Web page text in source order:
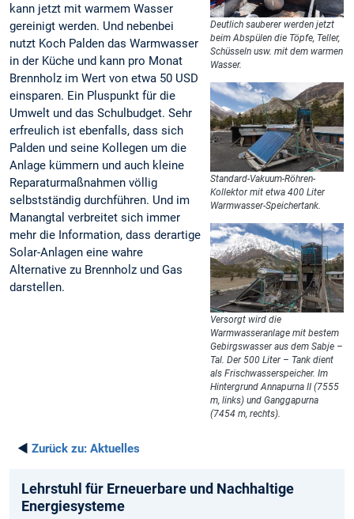
Deutlich sauberer werden jetzt
beim Abspülen die Töpfe, Teller,
Schüsseln usw. mit dem warmen
Wasser.
Standard-Vakuum-Röhren-
Kollektor mit etwa 400 Liter
Warmwasser-Speichertank.
Versorgt wird die
Warmwasseranlage mit bestem
Gebirgswasser aus dem Sabje –
Tal. Der 500 Liter – Tank dient
als Frischwasserspeicher. Im
Hintergrund Annapurna II (7555
m, links) und Ganggapurna
(7454 m, rechts).
kann jetzt mit warmem Wasser
gereinigt werden. Und nebenbei
nutzt Koch Palden das Warmwasser
in der Küche und kann pro Monat
Brennholz im Wert von etwa 50 USD
einsparen. Ein Pluspunkt für die
Umwelt und das Schulbudget. Sehr
erfreulich ist ebenfalls, dass sich
Palden und seine Kollegen um die
Anlage kümmern und auch kleine
Reparaturmaßnahmen völlig
selbstständig durchführen. Und im
Manangtal verbreitet sich immer
mehr die Information, dass derartige
Solar-Anlagen eine wahre
Alternative zu Brennholz und Gas
darstellen.
◄ Zurück zu: Aktuelles
Lehrstuhl für Erneuerbare und Nachhaltige
Energiesysteme